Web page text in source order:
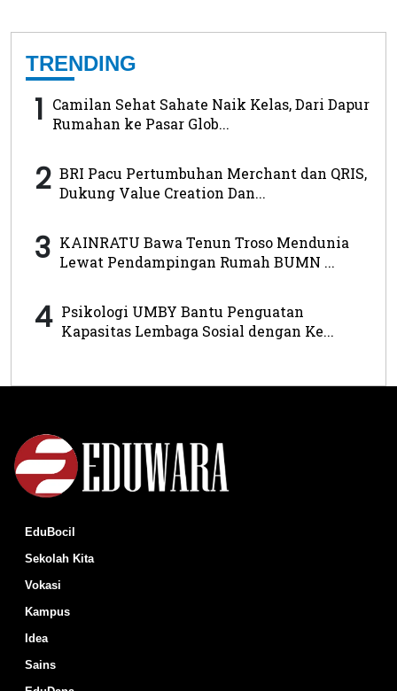
TRENDING
1 Camilan Sehat Sahate Naik Kelas, Dari Dapur
Rumahan ke Pasar Glob...
2 BRI Pacu Pertumbuhan Merchant dan QRIS,
Dukung Value Creation Dan...
3 KAINRATU Bawa Tenun Troso Mendunia
Lewat Pendampingan Rumah BUMN ...
4 Psikologi UMBY Bantu Penguatan
Kapasitas Lembaga Sosial dengan Ke...
EduBocil
Sekolah Kita
Vokasi
Kampus
Idea
Sains